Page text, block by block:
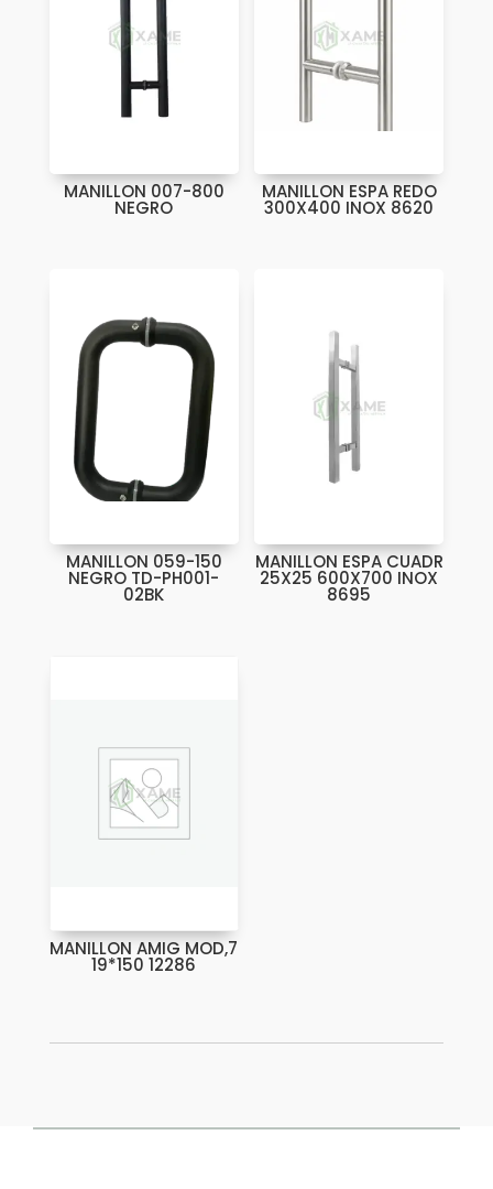
MANILLON 007-800
NEGRO
MANILLON ESPA REDO
300X400 INOX 8620
MANILLON 059-150
NEGRO TD-PH001-
02BK
MANILLON ESPA CUADR
25X25 600X700 INOX
8695
MANILLON AMIG MOD,7
19*150 12286